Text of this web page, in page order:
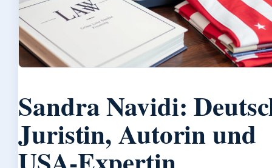
Sandra Navidi:
Juristin, Autorin und